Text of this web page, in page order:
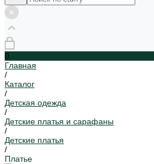
0
Главная
/
Каталог
/
Детская одежда
/
Детские платья и сарафаны
/
Детские платья
/
Платье